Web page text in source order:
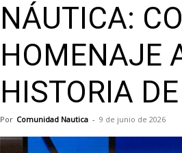
NÁUTICA:
HOMENAJE
HISTORIA
Por Comunidad Nautica - 9 de junio de 2026